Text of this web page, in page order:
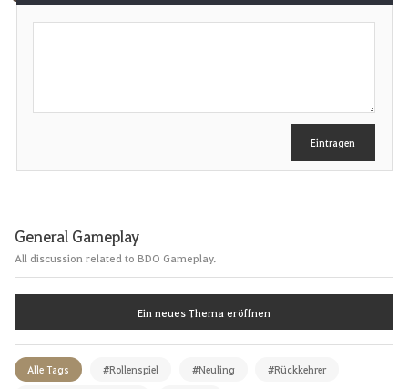
S
b
Eintragen
General Gameplay
All discussion related to BDO Gameplay.
Ein neues Thema eröffnen
Alle Tags #Rollenspiel #Neuling #Rückkehrer